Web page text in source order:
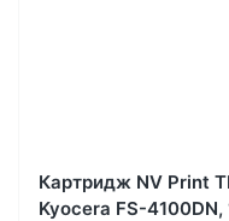
Картридж NV Print
Kyocera FS-